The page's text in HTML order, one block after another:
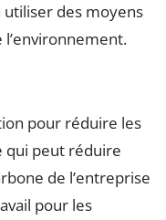
des moyens
pour réduire les
qui peut réduire
de l’entreprise
pour les